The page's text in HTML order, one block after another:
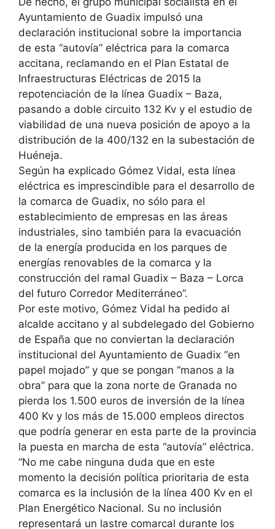
Ayuntamiento de Guadix impulsó una
declaración institucional sobre la importancia
de esta “autovía” eléctrica para la comarca
accitana, reclamando en el Plan Estatal de
Infraestructuras Eléctricas de 2015 la
repotenciación de la línea Guadix – Baza,
pasando a doble circuito 132 Kv y el estudio de
viabilidad de una nueva posición de apoyo a la
distribución de la 400/132 en la subestación de
Huéneja.
Según ha explicado Gómez Vidal, esta línea
eléctrica es imprescindible para el desarrollo de
la comarca de Guadix, no sólo para el
establecimiento de empresas en las áreas
industriales, sino también para la evacuación
de la energía producida en los parques de
energías renovables de la comarca y la
construcción del ramal Guadix – Baza – Lorca
del futuro Corredor Mediterráneo”.
Por este motivo, Gómez Vidal ha pedido al
alcalde accitano y al subdelegado del Gobierno
de España que no conviertan la declaración
institucional del Ayuntamiento de Guadix “en
papel mojado” y que se pongan “manos a la
obra” para que la zona norte de Granada no
pierda los 1.500 euros de inversión de la línea
400 Kv y los más de 15.000 empleos directos
que podría generar en esta parte de la provincia
la puesta en marcha de esta “autovía” eléctrica.
“No me cabe ninguna duda que en este
momento la decisión política prioritaria de esta
comarca es la inclusión de la línea 400 Kv en el
Plan Energético Nacional. Su no inclusión
representará un lastre comarcal durante los